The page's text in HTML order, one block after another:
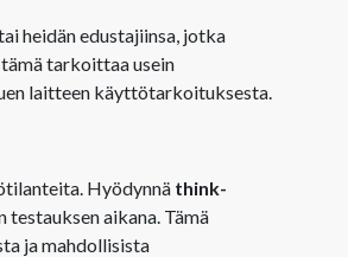
heidän edustajiinsa, jotka
tarkoittaa usein
laitteen käyttötarkoituksesta.
Hyödynnä think-
testauksen aikana. Tämä
ja mahdollisista